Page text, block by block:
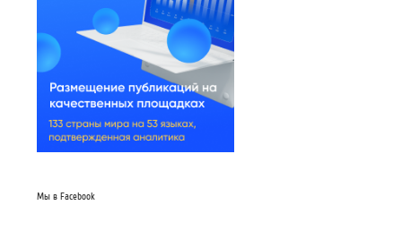
Мы в Facebook